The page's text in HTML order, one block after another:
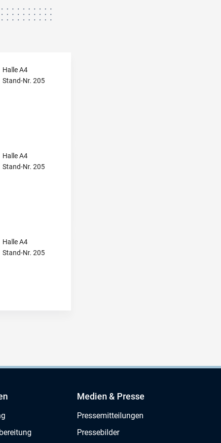
Halle A4
Stand-Nr. 205
Halle A4
Stand-Nr. 205
Halle A4
Stand-Nr. 205
Medien & Presse
Pressemitteilungen
Pressebilder